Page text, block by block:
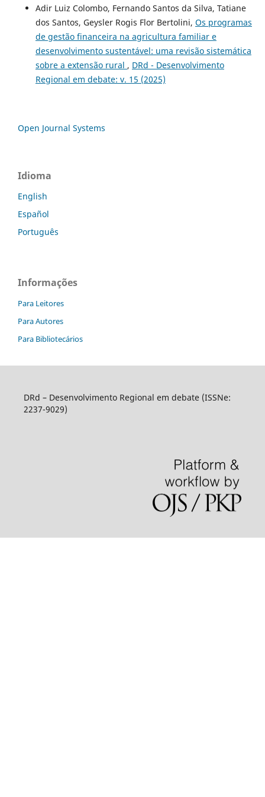
Adir Luiz Colombo, Fernando Santos da Silva, Tatiane
dos Santos, Geysler Rogis Flor Bertolini, Os programas
de gestão financeira na agricultura familiar e
desenvolvimento sustentável: uma revisão sistemática
sobre a extensão rural , DRd - Desenvolvimento
Regional em debate: v. 15 (2025)
Open Journal Systems
Idioma
English
Español
Português
Informações
Para Leitores
Para Autores
Para Bibliotecários
DRd – Desenvolvimento Regional em debate (ISSNe:
2237-9029)